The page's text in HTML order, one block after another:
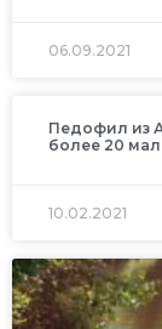
06.09.2021
Педофил из
более 20
10.02.2021